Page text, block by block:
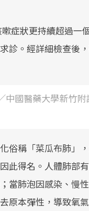
症狀更持續超過一
診。經詳細檢查後
中國醫藥大學新竹附
俗稱「菜瓜布肺」
此得名。人體肺部
當肺泡因感染、慢
原本彈性，導致氧